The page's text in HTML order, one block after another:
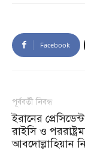
Facebook
পূর্ববর্তী নিবন্ধ
ইরানের
রাইসি ও
আবদোল্লাহিয়ান